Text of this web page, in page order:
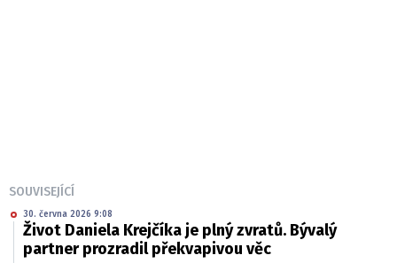
SOUVISEJÍCÍ
30. června 2026 9:08
Život Daniela Krejčíka je plný zvratů. Bývalý
partner prozradil překvapivou věc